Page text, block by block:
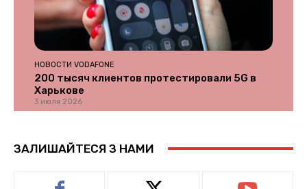
НОВОСТИ VODAFONE
200 тысяч клиентов протестировали 5G в
Харькове
3 июля 2026
ЗАЛИШАЙТЕСЯ З НАМИ